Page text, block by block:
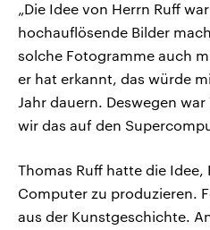
„Die Idee von Herrn Ruff
hochauflösende Bilder
solche Fotogramme auch
er hat erkannt, das würde
Jahr dauern. Deswegen
wir das auf den
Thomas Ruff hatte die
Computer zu produzieren.
aus der Kunstgeschichte.